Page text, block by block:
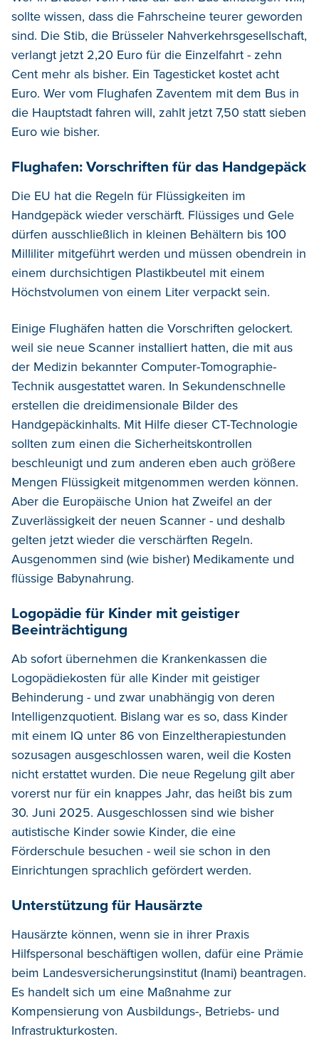
sollte wissen, dass die Fahrscheine teurer geworden
sind. Die Stib, die Brüsseler Nahverkehrsgesellschaft,
verlangt jetzt 2,20 Euro für die Einzelfahrt - zehn
Cent mehr als bisher. Ein Tagesticket kostet acht
Euro. Wer vom Flughafen Zaventem mit dem Bus in
die Hauptstadt fahren will, zahlt jetzt 7,50 statt sieben
Euro wie bisher.
Flughafen: Vorschriften für das Handgepäck
Die EU hat die Regeln für Flüssigkeiten im
Handgepäck wieder verschärft. Flüssiges und Gele
dürfen ausschließlich in kleinen Behältern bis 100
Milliliter mitgeführt werden und müssen obendrein in
einem durchsichtigen Plastikbeutel mit einem
Höchstvolumen von einem Liter verpackt sein.
Einige Flughäfen hatten die Vorschriften gelockert.
weil sie neue Scanner installiert hatten, die mit aus
der Medizin bekannter Computer-Tomographie-
Technik ausgestattet waren. In Sekundenschnelle
erstellen die dreidimensionale Bilder des
Handgepäckinhalts. Mit Hilfe dieser CT-Technologie
sollten zum einen die Sicherheitskontrollen
beschleunigt und zum anderen eben auch größere
Mengen Flüssigkeit mitgenommen werden können.
Aber die Europäische Union hat Zweifel an der
Zuverlässigkeit der neuen Scanner - und deshalb
gelten jetzt wieder die verschärften Regeln.
Ausgenommen sind (wie bisher) Medikamente und
flüssige Babynahrung.
Logopädie für Kinder mit geistiger
Beeinträchtigung
Ab sofort übernehmen die Krankenkassen die
Logopädiekosten für alle Kinder mit geistiger
Behinderung - und zwar unabhängig von deren
Intelligenzquotient. Bislang war es so, dass Kinder
mit einem IQ unter 86 von Einzeltherapiestunden
sozusagen ausgeschlossen waren, weil die Kosten
nicht erstattet wurden. Die neue Regelung gilt aber
vorerst nur für ein knappes Jahr, das heißt bis zum
30. Juni 2025. Ausgeschlossen sind wie bisher
autistische Kinder sowie Kinder, die eine
Förderschule besuchen - weil sie schon in den
Einrichtungen sprachlich gefördert werden.
Unterstützung für Hausärzte
Hausärzte können, wenn sie in ihrer Praxis
Hilfspersonal beschäftigen wollen, dafür eine Prämie
beim Landesversicherungsinstitut (Inami) beantragen.
Es handelt sich um eine Maßnahme zur
Kompensierung von Ausbildungs-, Betriebs- und
Infrastrukturkosten.